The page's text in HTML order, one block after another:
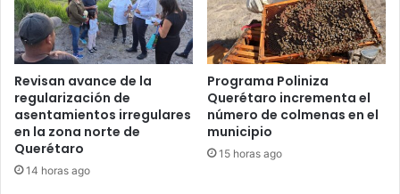
Revisan avance de la
regularización de
asentamientos irregulares
en la zona norte de
Querétaro
14 horas ago
Programa Poliniza
Querétaro incrementa el
número de colmenas en el
municipio
15 horas ago